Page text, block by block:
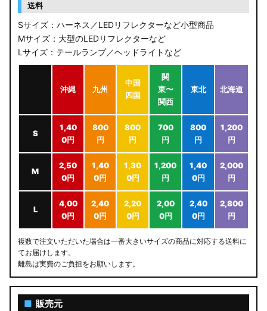
送料
Sサイズ：ハーネス／LEDリフレクターなど小型商品
Mサイズ：大型のLEDリフレクターなど
Lサイズ：テールランプ／ヘッドライトなど
沖縄 九州
中国
四国
関
東〜
関西
東北 北海道
S
1,40
0円
800
円
800
円
700
円
800
円
1,200
円
M
2,50
0円
1,40
0円
1,30
0円
1,200
円
1,40
0円
2,000
円
L
4,00
0円
2,40
0円
2,20
0円
2,00
0円
2,40
0円
2,800
円
複数で注文いただいた場合は一番大きいサイズの商品に対応する送料に
てお届けします。
離島は実費のご負担をお願いします。
■ 販売元